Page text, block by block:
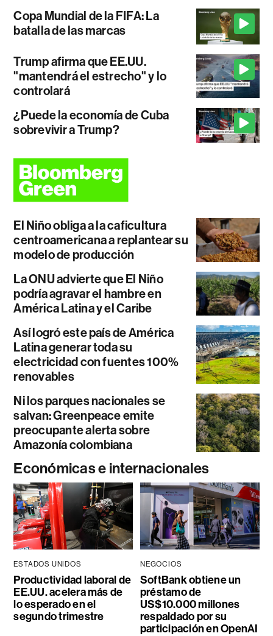
Copa Mundial de la FIFA: La
batalla de las marcas
Trump afirma que EE.UU.
"mantendrá el estrecho" y lo
controlará
¿Puede la economía de Cuba
sobrevivir a Trump?
El Niño obliga a la caficultura
centroamericana a replantear su
modelo de producción
La ONU advierte que El Niño
podría agravar el hambre en
América Latina y el Caribe
Así logró este país de América
Latina generar toda su
electricidad con fuentes 100%
renovables
Ni los parques nacionales se
salvan: Greenpeace emite
preocupante alerta sobre
Amazonía colombiana
Económicas e internacionales
ESTADOS UNIDOS
Productividad laboral de
EE.UU. acelera más de
lo esperado en el
segundo trimestre
NEGOCIOS
SoftBank obtiene un
préstamo de
US$10.000 millones
respaldado por su
participación en OpenAI